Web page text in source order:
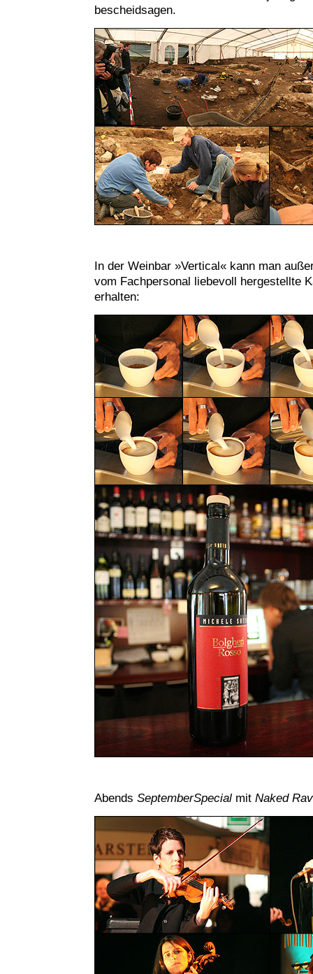
bescheidsagen.
In der Weinbar »Vertical« kann man
vom Fachpersonal liebevoll hergestellte
erhalten:
Abends SeptemberSpecialmit Naked